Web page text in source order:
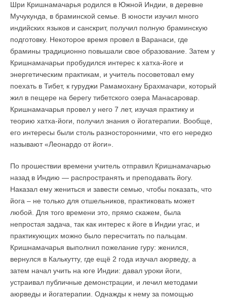
Шри Кришнамачарья родился в Южной Индии, в деревне
Мучукунда, в браминской семье. В юности изучил много
индийских языков и санскрит, получил полную браминскую
подготовку. Некоторое время провел в Варанаси, где
брамины традиционно повышали свое образование. Затем у
Кришнамачарьи пробудился интерес к хатха-йоге и
энергетическим практикам, и учитель посоветовал ему
поехать в Тибет, к гуруджи Рамамохану Брахмачари, который
жил в пещере на берегу тибетского озера Манасаровар.
Кришнамачарья провел у него 7 лет, изучая практику и
теорию хатха-йоги, получил знания о йогатерапии. Вообще,
его интересы были столь разносторонними, что его нередко
называют «Леонардо от йоги».
По прошествии времени учитель отправил Кришнамачарью
назад в Индию — распространять и преподавать йогу.
Наказал ему жениться и завести семью, чтобы показать, что
йога – не только для отшельников, практиковать может
любой. Для того времени это, прямо скажем, была
непростая задача, так как интерес к йоге в Индии угас, и
практикующих можно было пересчитать по пальцам.
Кришнамачарья выполнил пожелание гуру: женился,
вернулся в Калькутту, где ещё 2 года изучал аюрведу, а
затем начал учить на юге Индии: давал уроки йоги,
устраивал публичные демонстрации, и лечил методами
аюрведы и йогатерапии. Однажды к нему за помощью